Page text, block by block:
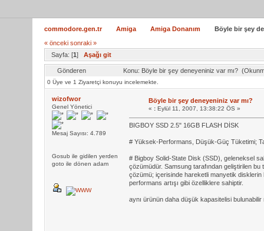
commodore.gen.tr Amiga Amiga Donanım
Böyle bir şey
« önceki sonraki »
Sayfa: [1] Aşağı git
Gönderen Konu: Böyle bir şey deneyeniniz var mı?
0 Üye ve 1 Ziyaretçi konuyu incelemekte.
wizofwor
Genel Yönetici
Mesaj Sayısı: 4.789
Gosub ile gidilen yerden
goto ile dönen adam
Böyle bir şey deneyeniniz var mı?
« :Eylül 11, 2007, 13:38:22 ÖS »
BIGBOY SSD 2.5" 16GB FLASH DİSK
# Yüksek-Performans, Düşük-Güç Tüketimi;
# Bigboy Solid-State Disk (SSD), geleneksel
çözümüdür. Samsung tarafından geliştirilen
çözümü; içerisinde hareketli manyetik disklerin
performans artışı gibi özelliklere sahiptir.
aynı ürünün daha düşük kapasitelisi bulunabilir